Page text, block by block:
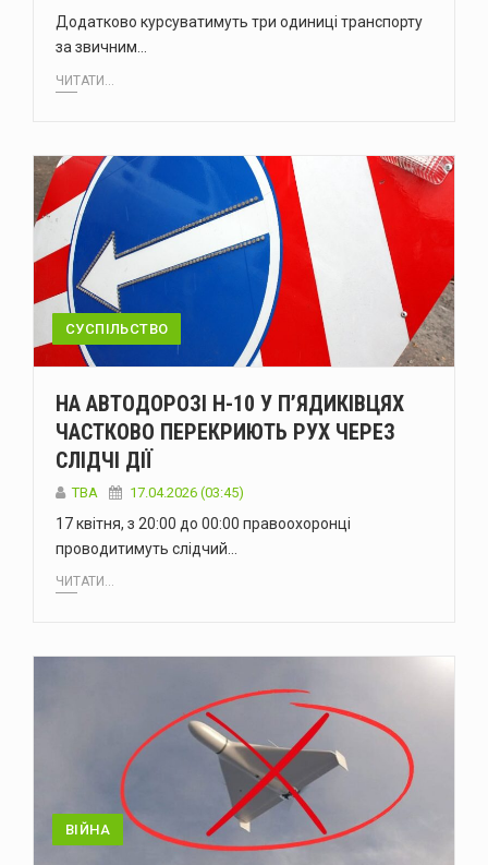
Додатково курсуватимуть три одиниці транспорту
за звичним…
ЧИТАТИ...
СУСПІЛЬСТВО
НА АВТОДОРОЗІ Н-10 У П’ЯДИКІВЦЯХ
ЧАСТКОВО ПЕРЕКРИЮТЬ РУХ ЧЕРЕЗ
СЛІДЧІ ДІЇ
ТВА 17.04.2026 (03:45)
17 квітня, з 20:00 до 00:00 правоохоронці
проводитимуть слідчий…
ЧИТАТИ...
ВІЙНА